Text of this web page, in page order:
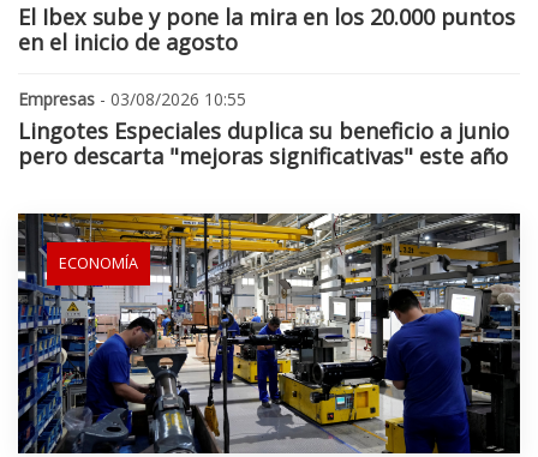
El Ibex sube y pone la mira en los 20.000 puntos
en el inicio de agosto
Empresas - 03/08/2026 10:55
Lingotes Especiales duplica su beneficio a junio
pero descarta "mejoras significativas" este año
ECONOMÍA